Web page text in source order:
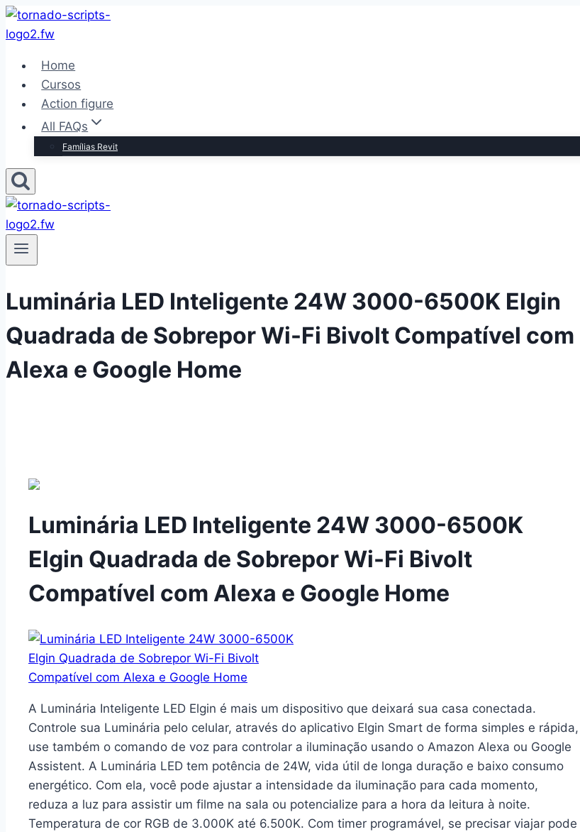
Pular
para
Conteúdo
Home
Cursos
Action figure
All FAQs
Famílias Revit
Luminária LED Inteligente 24W 3000-6500K Elgin
Quadrada de Sobrepor Wi-Fi Bivolt Compatível com
Alexa e Google Home
Luminária LED Inteligente 24W 3000-6500K
Elgin Quadrada de Sobrepor Wi-Fi Bivolt
Compatível com Alexa e Google Home
A Luminária Inteligente LED Elgin é mais um dispositivo que deixará sua casa conectada.
Controle sua Luminária pelo celular, através do aplicativo Elgin Smart de forma simples e rápida,
use também o comando de voz para controlar a iluminação usando o Amazon Alexa ou Google
Assistent. A Luminária LED tem potência de 24W, vida útil de longa duração e baixo consumo
energético. Com ela, você pode ajustar a intensidade da iluminação para cada momento,
reduza a luz para assistir um filme na sala ou potencialize para a hora da leitura à noite.
Temperatura de cor RGB de 3.000K até 6.500K. Com timer programável, se precisar viajar pode